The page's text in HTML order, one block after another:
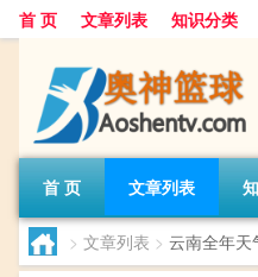
首 页 文章列表 知识分类
首 页 文章列表
> 文章列表 > 云南全年天